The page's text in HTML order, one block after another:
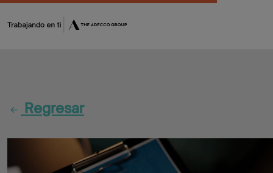
Encuentra
oportunidad
Regresar